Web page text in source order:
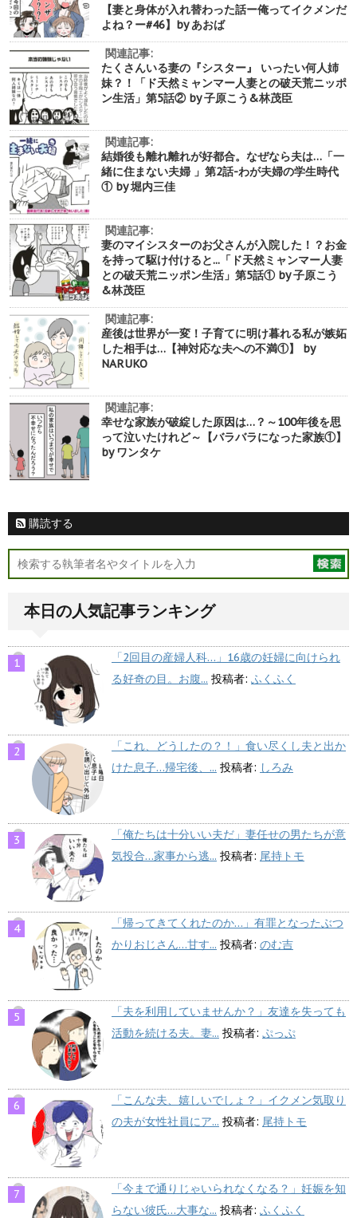
【妻と身体が入れ替わった話ー俺ってイクメンだ
よね？ー#46】by あおば
関連記事:
たくさんいる妻の『シスター』 いったい何人姉
妹？！「ド天然ミャンマー人妻との破天荒ニッポ
ン生活」第5話② by 子原こう&林茂臣
関連記事:
結婚後も離れ離れが好都合。なぜなら夫は…「一
緒に住まない夫婦 」第2話-わが夫婦の学生時代
① by 堀内三佳
関連記事:
妻のマイシスターのお父さんが入院した！？お金
を持って駆け付けると...「ド天然ミャンマー人妻
との破天荒ニッポン生活」第5話① by 子原こう
&林茂臣
関連記事:
産後は世界が一変！子育てに明け暮れる私が嫉妬
した相手は…【神対応な夫への不満①】 by
NARUKO
関連記事:
幸せな家族が破綻した原因は…？～100年後を思
って泣いたけれど～【バラバラになった家族①】
by ワンタケ
購読する
本日の人気記事ランキング
「2回目の産婦人科…」16歳の妊婦に向けられ
る好奇の目。お腹... 投稿者: ふくふく
「これ、どうしたの？！」食い尽くし夫と出か
けた息子…帰宅後、... 投稿者: しろみ
「俺たちは十分いい夫だ」妻任せの男たちが意
気投合…家事から逃... 投稿者: 尾持トモ
「帰ってきてくれたのか…」有罪となったぶつ
かりおじさん…甘す... 投稿者: のむ吉
「夫を利用していませんか？」友達を失っても
活動を続ける夫。妻... 投稿者: ぷっぷ
「こんな夫、嬉しいでしょ？」イクメン気取り
の夫が女性社員にア... 投稿者: 尾持トモ
「今まで通りじゃいられなくなる？」妊娠を知
らない彼氏…大事な... 投稿者: ふくふく